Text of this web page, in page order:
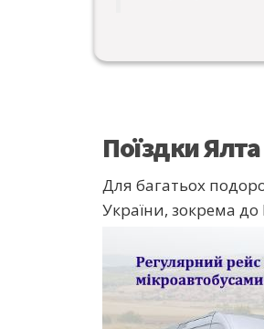
Поїздки
Для багатьох
України, зокрема